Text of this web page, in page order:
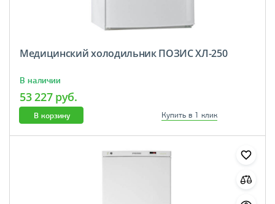
Медицинский холодильник ПОЗИС ХЛ-250
В наличии
53 227 руб.
В корзину Купить в 1 клик